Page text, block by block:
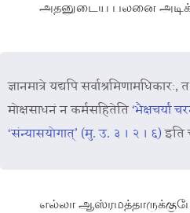
அதனுடைய பலனை
ज्ञानमात्रे यद्यपि सर्वाश्रमिणामधिकारः,
मोक्षसाधनं न कर्मसहितेति‘भैक्षचर्यां
‘संन्यासयोगात्’ (मु. उ. ३ । २ । ६) इति
எல்லா